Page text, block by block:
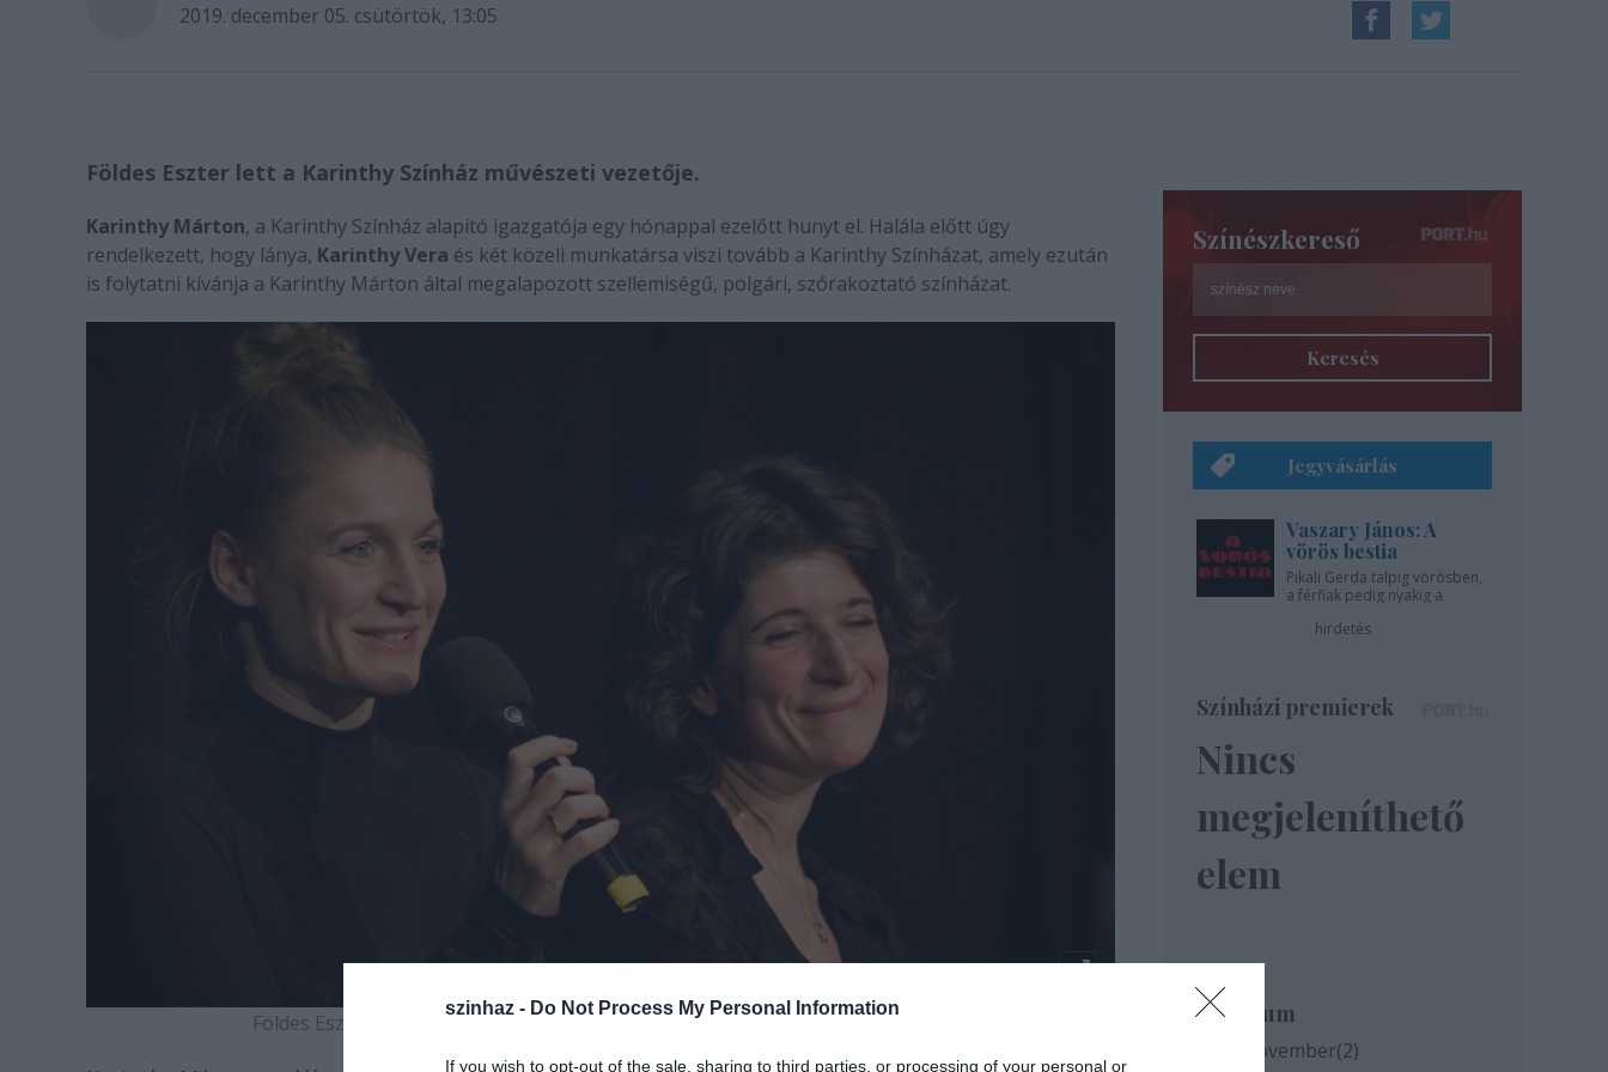
szinhaz - Do Not Process My Personal Information
If you wish to opt-out of the sale, sharing to third parties, or processing of your personal or
2019. december 05. csütörtök, 13:05
Földes Eszter lett a Karinthy Színház művészeti vezetője.
Karinthy Márton, a Karinthy Színház alapító igazgatója egy hónappal ezelőtt hunyt el. Halála előtt úgy
rendelkezett, hogy lánya, Karinthy Vera és két közeli munkatársa viszi tovább a Karinthy Színházat, amely ezután
is folytatni kívánja a Karinthy Márton által megalapozott szellemiségű, polgári, szórakoztató színházat.
Földes Eszter és Karinthy Vera az esten (fotók: Görgényi Gábor / Gaba Works)
Színészkereső
Keresés
Jegyvásárlás
Vaszary János: A
vörös bestia
Pikali Gerda talpig vörösben,
a férfiak pedig nyakig a
hirdetés
Színházi premierek
Nincs
megjeleníthető
elem
Archívum
2020 november(2)